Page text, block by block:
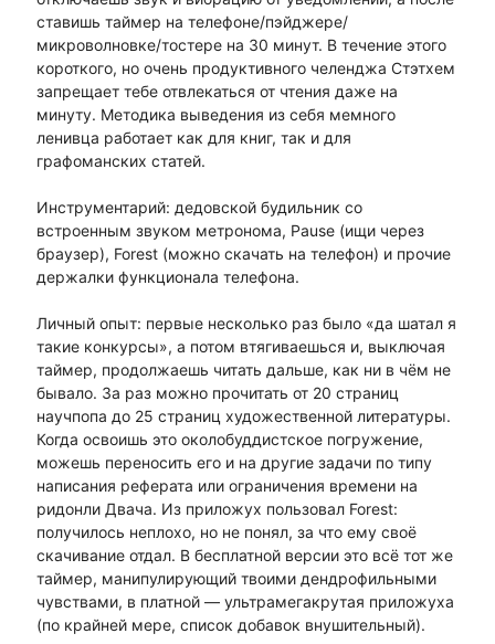
ставишь таймер на телефоне/пэйджере/
микроволновке/тостере на 30 минут. В течение этого
короткого, но очень продуктивного челенджа Стэтхем
запрещает тебе отвлекаться от чтения даже на
минуту. Методика выведения из себя мемного
ленивца работает как для книг, так и для
графоманских статей.
Инструментарий: дедовской будильник со
встроенным звуком метронома, Pause (ищи через
браузер), Forest (можно скачать на телефон) и прочие
держалки функционала телефона.
Личный опыт: первые несколько раз было «да шатал я
такие конкурсы», а потом втягиваешься и, выключая
таймер, продолжаешь читать дальше, как ни в чём не
бывало. За раз можно прочитать от 20 страниц
научпопа до 25 страниц художественной литературы.
Когда освоишь это околобуддистское погружение,
можешь переносить его и на другие задачи по типу
написания реферата или ограничения времени на
ридонли Двача. Из приложух пользовал Forest:
получилось неплохо, но не понял, за что ему своё
скачивание отдал. В бесплатной версии это всё тот же
таймер, манипулирующий твоими дендрофильными
чувствами, в платной — ультрамегакрутая приложуха
(по крайней мере, список добавок внушительный).